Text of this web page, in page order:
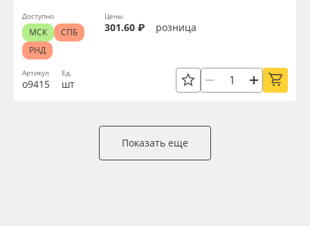
Артикул
о9415
Ед.
шт
Цены
301.60 ₽ розница
Доступно
МСК
СПБ
РНД
Показать еще